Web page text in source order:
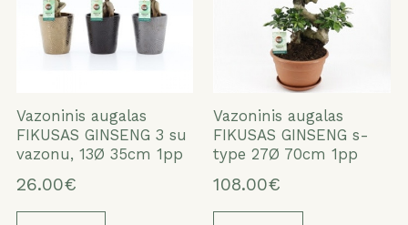
Vazoninis augalas
FIKUSAS GINSENG 3 su
vazonu, 13Ø 35cm 1pp
26.00€
Vazoninis augalas
FIKUSAS GINSENG s-
type 27Ø 70cm 1pp
108.00€